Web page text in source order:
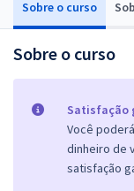
Sobre o curso
Sobre o curso
Satisfação
Você
dinheiro de
satisfação